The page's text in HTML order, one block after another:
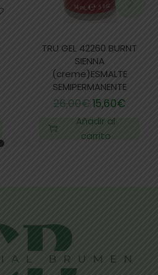
TRU GEL 42260 BURNT
SIENNA
(creme)ESMALTE
SEMIPERMANENTE
26,00€15,60€
Añadir al
carrito